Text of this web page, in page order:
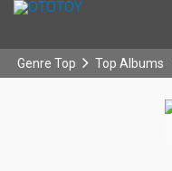
Genre Top Top Albums